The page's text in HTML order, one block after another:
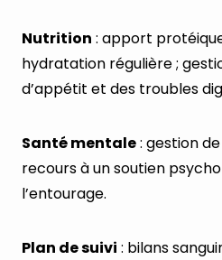
Nutrition : apport
hydratation régulière ;
d’appétit et des troubles
Santé mentale: gestion
recours à un soutien
l’entourage.
Plan de suivi : bilans